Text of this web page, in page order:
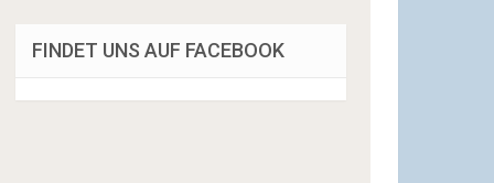
FINDET UNS AUF FACEBOOK